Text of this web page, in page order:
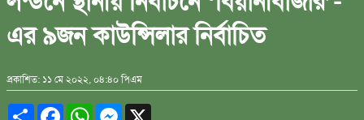
এর ৯জন কাউন্সিলার নির্বাচিত
প্রকাশিত: ১১ মে ২০২২, ০৪:৪০ পিএম
ShareFacebookWhatsAppMessenger